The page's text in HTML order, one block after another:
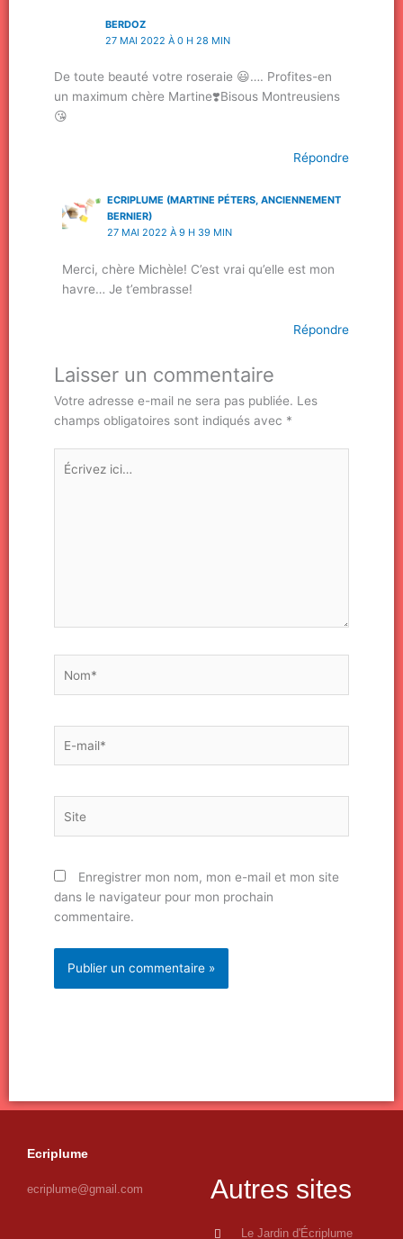
BERDOZ
27 MAI 2022 À 0 H 28 MIN
De toute beauté votre roseraie 😃…. Profites-en
un maximum chère Martine❣️Bisous Montreusiens
😘
Répondre
ECRIPLUME (MARTINE PÉTERS, ANCIENNEMENT
BERNIER)
27 MAI 2022 À 9 H 39 MIN
Merci, chère Michèle! C’est vrai qu’elle est mon
havre… Je t’embrasse!
Répondre
Laisser un commentaire
Votre adresse e-mail ne sera pas publiée. Les
champs obligatoires sont indiqués avec *
Écrivez
ici…
mail*
Enregistrer mon nom, mon e-mail et mon site
dans le navigateur pour mon prochain
commentaire.
Ecriplume
ecriplume@gmail.com Autres sites
Le Jardin d'Écriplume